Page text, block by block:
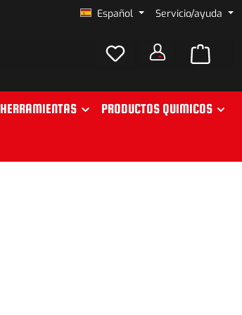
Español Servicio/ayuda
HERRAMIENTAS PRODUCTOS QUIMICOS